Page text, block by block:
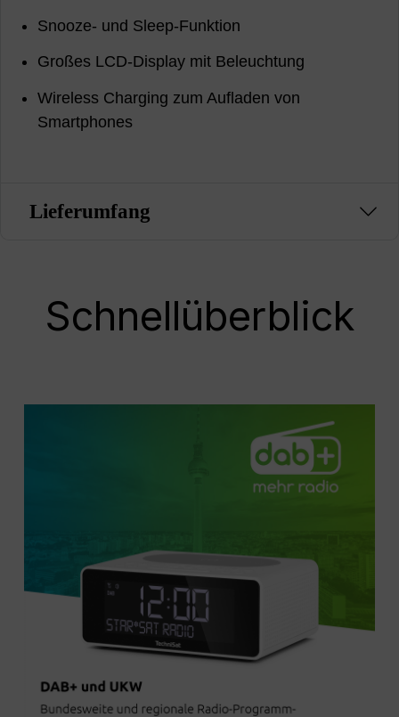
Snooze- und Sleep-Funktion
Großes LCD-Display mit Beleuchtung
Wireless Charging zum Aufladen von
Smartphones
Lieferumfang
Schnellüberblick